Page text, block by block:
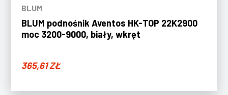
BLUM
BLUM podnośnik Aventos HK-TOP 22K2900
moc 3200-9000, biały, wkręt
365,61ZŁ